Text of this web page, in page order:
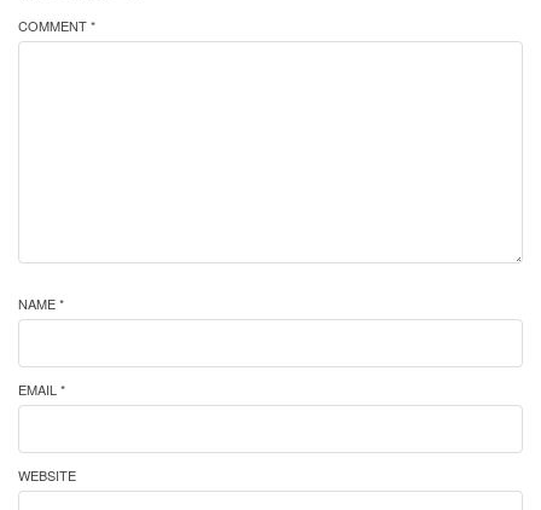
COMMENT *
NAME *
EMAIL *
WEBSITE